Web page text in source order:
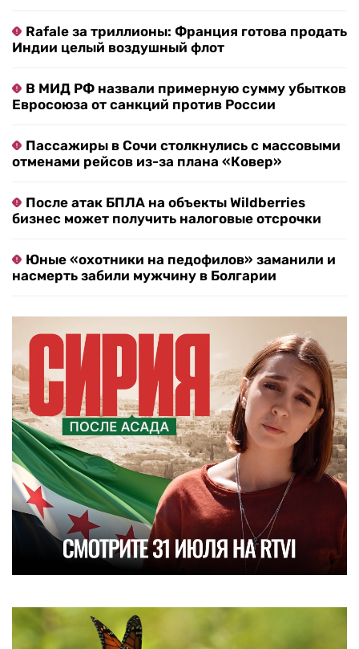
Rafale за триллионы: Франция готова продать
Индии целый воздушный флот
В МИД РФ назвали примерную сумму убытков
Евросоюза от санкций против России
Пассажиры в Сочи столкнулись с массовыми
отменами рейсов из-за плана «Ковер»
После атак БПЛА на объекты Wildberries
бизнес может получить налоговые отсрочки
Юные «охотники на педофилов» заманили и
насмерть забили мужчину в Болгарии